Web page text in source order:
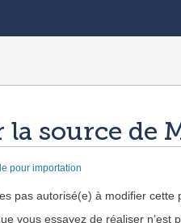
la source de
pour importation
pas autorisé(e) à modifier cette
vous essayez de réaliser n’est